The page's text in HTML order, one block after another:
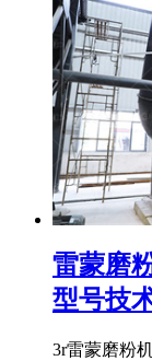
雷蒙磨
型号技
3r雷蒙磨粉